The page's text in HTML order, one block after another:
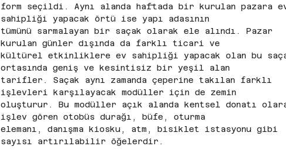
form seçildi. Aynı alanda haftada bir kurulan pazara
sahipliği yapacak örtü ise yapı adasının
tümünü sarmalayan bir saçak olarak ele alındı. Pazar
kurulan günler dışında da farklı ticari ve
kültürel etkinliklere ev sahipliği yapacak olan bu
ortasında geniş ve kesintisiz bir yeşil alan
tarifler. Saçak aynı zamanda çeperine takılan farklı
işlevleri karşılayacak modüller için de zemin
oluşturur. Bu modüller açık alanda kentsel donatı
işlev gören otobüs durağı, büfe, oturma
elemanı, danışma kiosku, atm, bisiklet istasyonu gibi
sayısı artırılabilir öğelerdir.